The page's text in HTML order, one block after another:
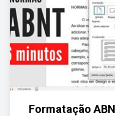
Formatação